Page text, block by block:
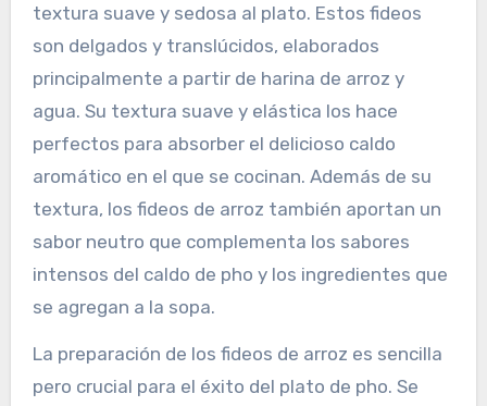
textura suave y sedosa al plato. Estos fideos
son delgados y translúcidos, elaborados
principalmente a partir de harina de arroz y
agua. Su textura suave y elástica los hace
perfectos para absorber el delicioso caldo
aromático en el que se cocinan. Además de su
textura, los fideos de arroz también aportan un
sabor neutro que complementa los sabores
intensos del caldo de pho y los ingredientes que
se agregan a la sopa.
La preparación de los fideos de arroz es sencilla
pero crucial para el éxito del plato de pho. Se